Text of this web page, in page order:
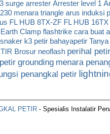
surge arrester Arrester level 1
menara triangle arus induksi
FL HUB 8TX-ZF FL HUB 16TX
Clamp flashtrike cara buat
k3 petir bahayapetir
Brosur neoflash perihal petir
grounding menara
penangkal petir
PETIR - Spesialis Instalatir